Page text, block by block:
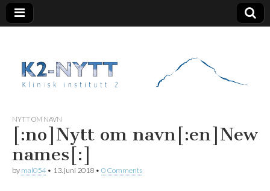
K2 Nytt
NYTT OM NAVN
[:no]Nytt om navn[:en]New
names[:]
by mal054• 13. juni 2018 • 0 Comments